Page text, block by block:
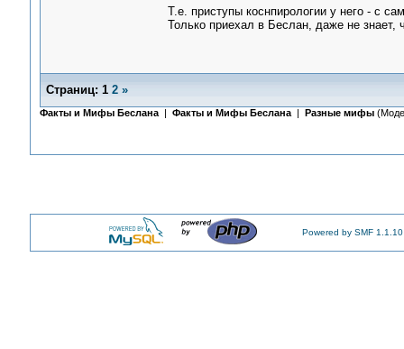
Т.е. приступы коснпирологии у него - с
Только приехал в Беслан, даже не знает,
Страниц: 1 2 »
Факты и Мифы Беслана| Факты и Мифы Беслана| Разные мифы
Powered by SMF 1.1.10